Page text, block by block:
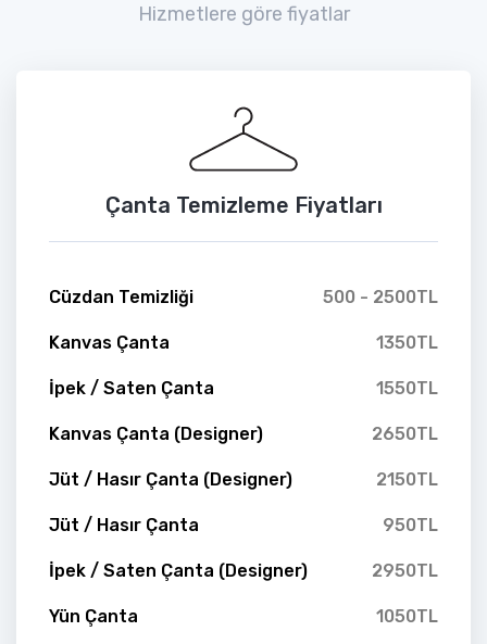
Hizmetlere göre fiyatlar
Çanta Temizleme Fiyatları
Cüzdan Temizliği 500 - 2500TL
Kanvas Çanta 1350TL
İpek / Saten Çanta 1550TL
Kanvas Çanta (Designer) 2650TL
Jüt / Hasır Çanta (Designer) 2150TL
Jüt / Hasır Çanta 950TL
İpek / Saten Çanta (Designer) 2950TL
Yün Çanta 1050TL